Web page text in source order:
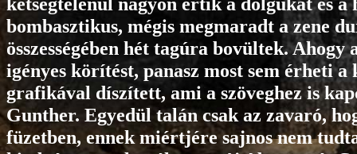
bombasztikus, mégis megmaradt a zene
összességében hét tagúra bovültek.
igényes körítést, panasz most sem érheti
grafikával díszített, ami a szöveghez is
Gunther. Egyedül talán csak az zavaró,
füzetben, ennek miértjére sajnos nem